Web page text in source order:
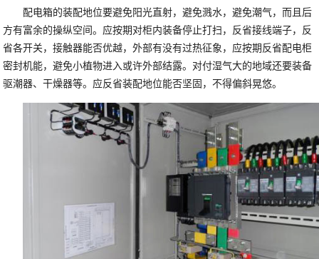
配电箱的装配地位要避免阳光直射，避免溅水，避免潮气，而且后
方有富余的操纵空间。应按期对柜内装备停止打扫，反省接线端子，反
省各开关，接触器能否优越，外部有没有过热征象，应按期反省配电柜
密封机能，避免小植物进入或许外部结露。对付湿气大的地域还要装备
驱潮器、干燥器等。应反省装配地位能否坚固，不得偏斜晃悠。